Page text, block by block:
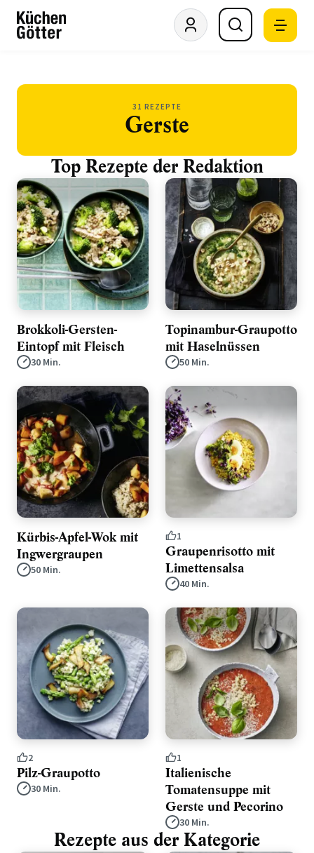
31 REZEPTE
Gerste
Top Rezepte der Redaktion
Brokkoli-Gersten-
Eintopf mit Fleisch
30 Min.
Topinambur-Graupotto
mit Haselnüssen
50 Min.
Kürbis-Apfel-Wok mit
Ingwergraupen
50 Min.
1
Graupenrisotto mit
Limettensalsa
40 Min.
2
Pilz-Graupotto
30 Min.
1
Italienische
Tomatensuppe mit
Gerste und Pecorino
30 Min.
Rezepte aus der Kategorie